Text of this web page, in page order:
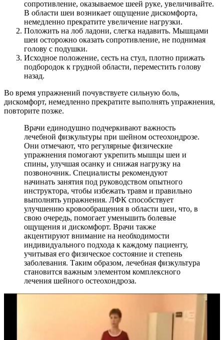
сопротивление, оказываемое шеей руке, увеличивайте.
В области шеи возникает ощущение дискомфорта,
немедленно прекратите увеличение нагрузки.
Положить на лоб ладони, слегка надавить. Мышцами
шеи осторожно оказать сопротивление, не поднимая
голову с подушки.
Исходное положение, сесть на стул, плотно прижать
подбородок к грудной области, переместить голову
назад.
Во время упражнений почувствуете сильную боль,
дискомфорт, немедленно прекратите выполнять упражнения,
повторите позже.
Врачи единодушно подчеркивают важность
лечебной физкультуры при шейном остеохондрозе.
Они отмечают, что регулярные физические
упражнения помогают укрепить мышцы шеи и
спины, улучшая осанку и снижая нагрузку на
позвоночник. Специалисты рекомендуют
начинать занятия под руководством опытного
инструктора, чтобы избежать травм и правильно
выполнять упражнения. ЛФК способствует
улучшению кровообращения в области шеи, что, в
свою очередь, помогает уменьшить болевые
ощущения и дискомфорт. Врачи также
акцентируют внимание на необходимости
индивидуального подхода к каждому пациенту,
учитывая его физическое состояние и степень
заболевания. Таким образом, лечебная физкультура
становится важным элементом комплексного
лечения шейного остеохондроза.